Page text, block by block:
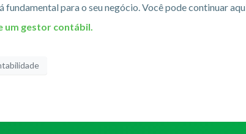
para o seu negócio. Você pode continuar
um gestor contábil.